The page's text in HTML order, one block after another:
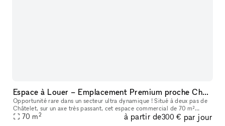
Espace à Louer – Emplacement Premium proche Châtelet
Opportunité rare dans un secteur ultra dynamique ! Situé à deux pas de
Châtelet, sur un axe très passant, cet espace commercial de 70 m²
bénéficie de la clientèle de RETRO, qui a fait ses preuves d
70 m2 à partir de300 € par jour